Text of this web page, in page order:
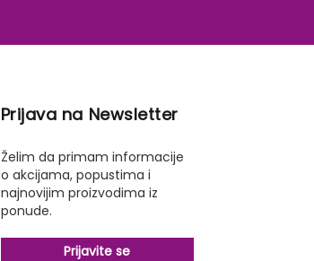
Prijava na Newsletter
Želim da primam informacije
o akcijama, popustima i
najnovijim proizvodima iz
ponude.
Prijavite se